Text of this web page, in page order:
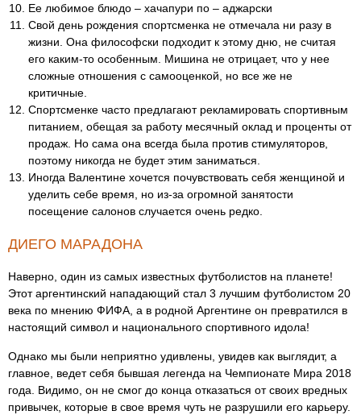
Ее любимое блюдо – хачапури по – аджарски
Свой день рождения спортсменка не отмечала ни разу в
жизни. Она философски подходит к этому дню, не считая
его каким-то особенным. Мишина не отрицает, что у нее
сложные отношения с самооценкой, но все же не
критичные.
Спортсменке часто предлагают рекламировать спортивным
питанием, обещая за работу месячный оклад и проценты от
продаж. Но сама она всегда была против стимуляторов,
поэтому никогда не будет этим заниматься.
Иногда Валентине хочется почувствовать себя женщиной и
уделить себе время, но из-за огромной занятости
посещение салонов случается очень редко.
ДИЕГО МАРАДОНА
Наверно, один из самых известных футболистов на планете!
Этот аргентинский нападающий стал 3 лучшим футболистом 20
века по мнению ФИФА, а в родной Аргентине он превратился в
настоящий символ и национального спортивного идола!
Однако мы были неприятно удивлены, увидев как выглядит, а
главное, ведет себя бывшая легенда на Чемпионате Мира 2018
года. Видимо, он не смог до конца отказаться от своих вредных
привычек, которые в свое время чуть не разрушили его карьеру.